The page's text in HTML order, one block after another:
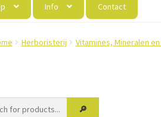
Info Contact
Herboristerij Vitamines, Mineralen